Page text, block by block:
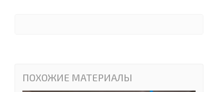
ПОХОЖИЕ МАТЕРИАЛЫ